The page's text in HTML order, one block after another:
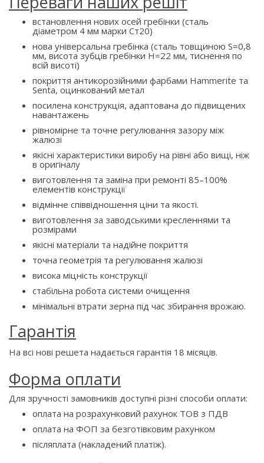
встановлення нових осей гребінки (сталь
діаметром 4 мм марки Ст20)
нова універсальна гребінка (сталь товщиною S=0,8
мм, висота зубців гребінки H=22 мм, тиснення по
всій висоті)
покриття антикорозійними фарбами Hammerite та
Senta, оцинкований метал
посилена конструкція, адаптована до підвищених
навантажень
рівномірне та точне регулювання зазору між
жалюзі
якісні характеристики виробу на рівні або вищі, ніж
в оригіналу
виготовлення та заміна при ремонті 85–100%
елементів конструкції
відмінне співвідношення ціни та якості.
виготовлення за заводськими кресленнями та
розмірами
якісні матеріали та надійне покриття
точна геометрія та регулювання жалюзі
висока міцність конструкції
стабільна робота системи очищення
мінімальні втрати зерна під час збирання врожаю.
Гарантія
На всі нові решета надається гарантія 18 місяців.
Форма оплати
Для зручності замовників доступні різні способи оплати:
оплата на розрахунковий рахунок ТОВ з ПДВ
оплата на ФОП за безготівковим рахунком
післяплата (накладений платіж).